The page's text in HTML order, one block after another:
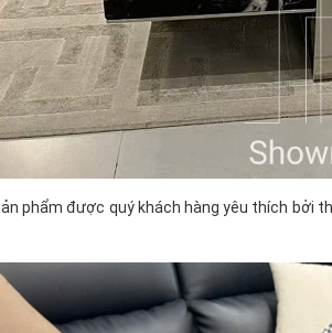
phẩm được quý khách hàng yêu thích